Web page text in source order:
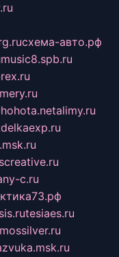
схема-авто.рф
music8.spb.ru
hohota.netalimy.ru
c.ru
tesiaes.ru
mossilver.ru